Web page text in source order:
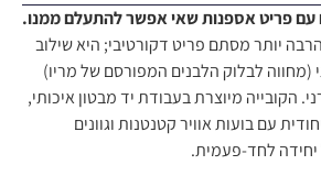
פריט אספנות שאי אפשר להתעלם ממנו.
יותר מסתם פריט דקורטיבי; היא שילוב
(מחווה לבלוק הלבנים המפורסם של מריו)
הקובייה מיוצרת בעבודת יד מבטון איכותי,
עם בועות אוויר קטנטנות וגוונים
לחד-פעמית.